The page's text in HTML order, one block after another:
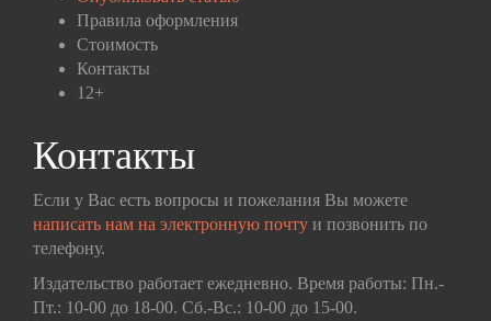
Правила оформления
Стоимость
Контакты
12+
Контакты
Если у Вас есть вопросы и пожелания Вы можете
написать нам на электронную почту и позвонить по
телефону.
Издательство работает ежедневно. Время работы: Пн.-
Пт.: 10-00 до 18-00. Сб.-Вс.: 10-00 до 15-00.